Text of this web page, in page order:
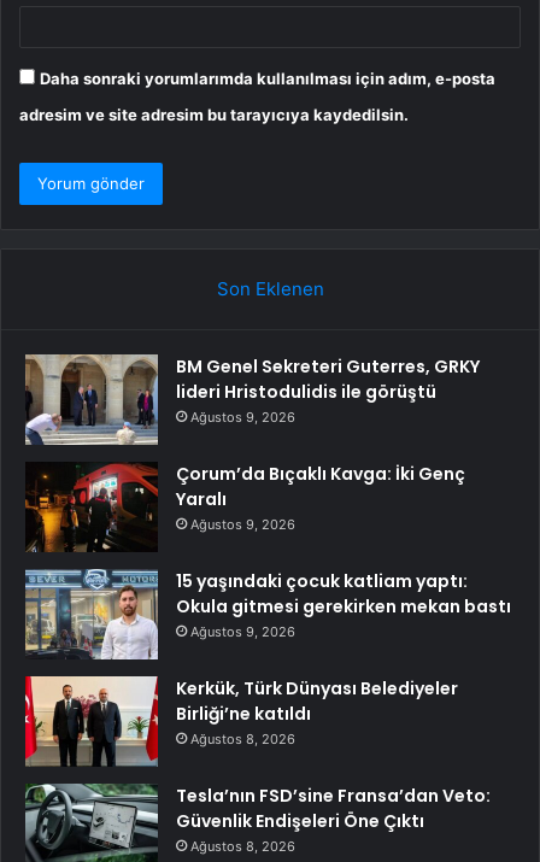
Daha sonraki yorumlarımda kullanılması için adım, e-posta
adresim ve site adresim bu tarayıcıya kaydedilsin.
Son Eklenen
BM Genel Sekreteri Guterres, GRKY
lideri Hristodulidis ile görüştü
Ağustos 9, 2026
Çorum’da Bıçaklı Kavga: İki Genç
Yaralı
Ağustos 9, 2026
15 yaşındaki çocuk katliam yaptı:
Okula gitmesi gerekirken mekan bastı
Ağustos 9, 2026
Kerkük, Türk Dünyası Belediyeler
Birliği’ne katıldı
Ağustos 8, 2026
Tesla’nın FSD’sine Fransa’dan Veto:
Güvenlik Endişeleri Öne Çıktı
Ağustos 8, 2026